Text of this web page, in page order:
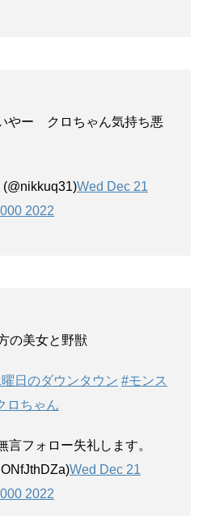
やー クロちゃん気持ち悪
Wed Dec 21
2022
の美女と野獣
日のダウンタウン #モンス
ロちゃん
フォロー失礼します。
Wed Dec 21
2022